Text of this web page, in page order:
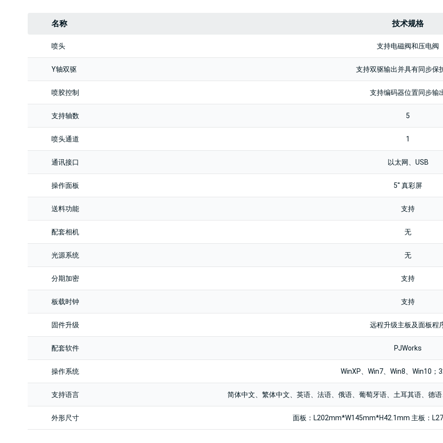
名称 技术规格
喷头 支持电磁阀和压电阀
Y轴双驱 支持双驱输出并具有同步保
喷胶控制 支持编码器位置同步输
支持轴数 5
喷头通道 1
通讯接口 以太网、USB
操作面板 5'' 真彩屏
送料功能 支持
配套相机 无
光源系统 无
分期加密 支持
板载时钟 支持
固件升级 远程升级主板及面板程
配套软件 PJWorks
操作系统 WinXP、Win7、Win8、Win10；
支持语言 简体中文、繁体中文、英语、法语、俄语、葡萄牙语、土耳其语、德
外形尺寸 面板：L202mm*W145mm*H42.1mm 主板：